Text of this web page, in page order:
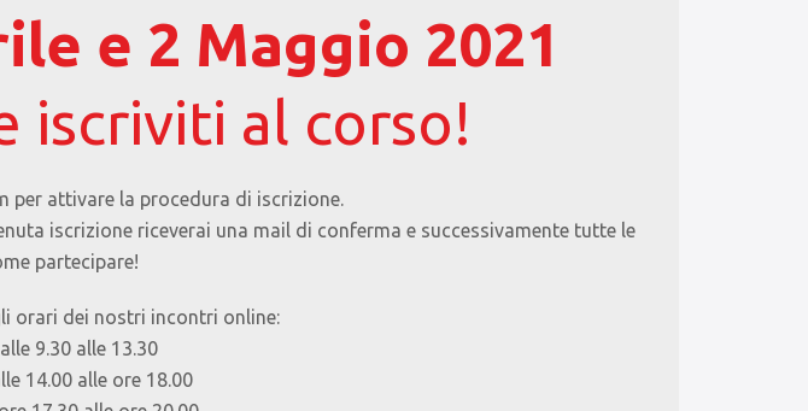
e 2 Maggio 2021
iscriviti al corso!
per attivare la procedura di iscrizione.
iscrizione riceverai una mail di conferma e successivamente tutte le
partecipare!
orari dei nostri incontri online:
9.30 alle 13.30
14.00 alle ore 18.00